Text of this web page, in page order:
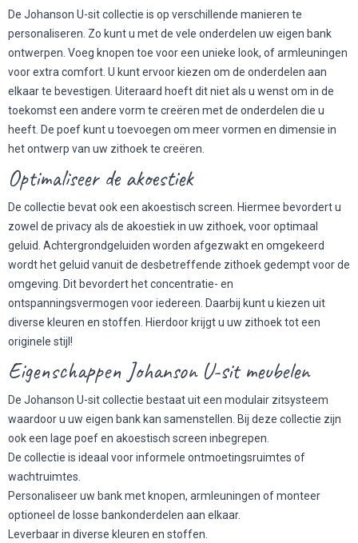
De Johanson U-sit collectie is op verschillende manieren te
personaliseren. Zo kunt u met de vele onderdelen uw eigen bank
ontwerpen. Voeg knopen toe voor een unieke look, of armleuningen
voor extra comfort. U kunt ervoor kiezen om de onderdelen aan
elkaar te bevestigen. Uiteraard hoeft dit niet als u wenst om in de
toekomst een andere vorm te creëren met de onderdelen die u
heeft. De poef kunt u toevoegen om meer vormen en dimensie in
het ontwerp van uw zithoek te creëren.
Optimaliseer de akoestiek
De collectie bevat ook een akoestisch screen. Hiermee bevordert u
zowel de privacy als de akoestiek in uw zithoek, voor optimaal
geluid. Achtergrondgeluiden worden afgezwakt en omgekeerd
wordt het geluid vanuit de desbetreffende zithoek gedempt voor de
omgeving. Dit bevordert het concentratie- en
ontspanningsvermogen voor iedereen. Daarbij kunt u kiezen uit
diverse kleuren en stoffen. Hierdoor krijgt u uw zithoek tot een
originele stijl!
Eigenschappen Johanson U-sit meubelen
De Johanson U-sit collectie bestaat uit een modulair zitsysteem
waardoor u uw eigen bank kan samenstellen. Bij deze collectie zijn
ook een lage poef en akoestisch screen inbegrepen.
De collectie is ideaal voor informele ontmoetingsruimtes of
wachtruimtes.
Personaliseer uw bank met knopen, armleuningen of monteer
optioneel de losse bankonderdelen aan elkaar.
Leverbaar in diverse kleuren en stoffen.